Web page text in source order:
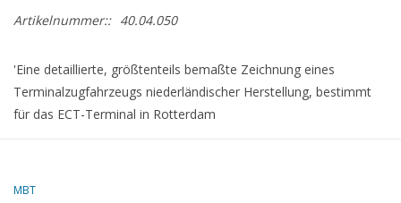
Artikelnummer:: 40.04.050
'Eine detaillierte, größtenteils bemaßte Zeichnung eines
Terminalzugfahrzeugs niederländischer Herstellung, bestimmt
für das ECT-Terminal in Rotterdam
MBT